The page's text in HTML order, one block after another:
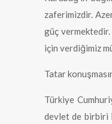
zaferimizdir.
güç vermektedir.
için verdiğimiz
Tatar
Türkiye
devlet de birbiri